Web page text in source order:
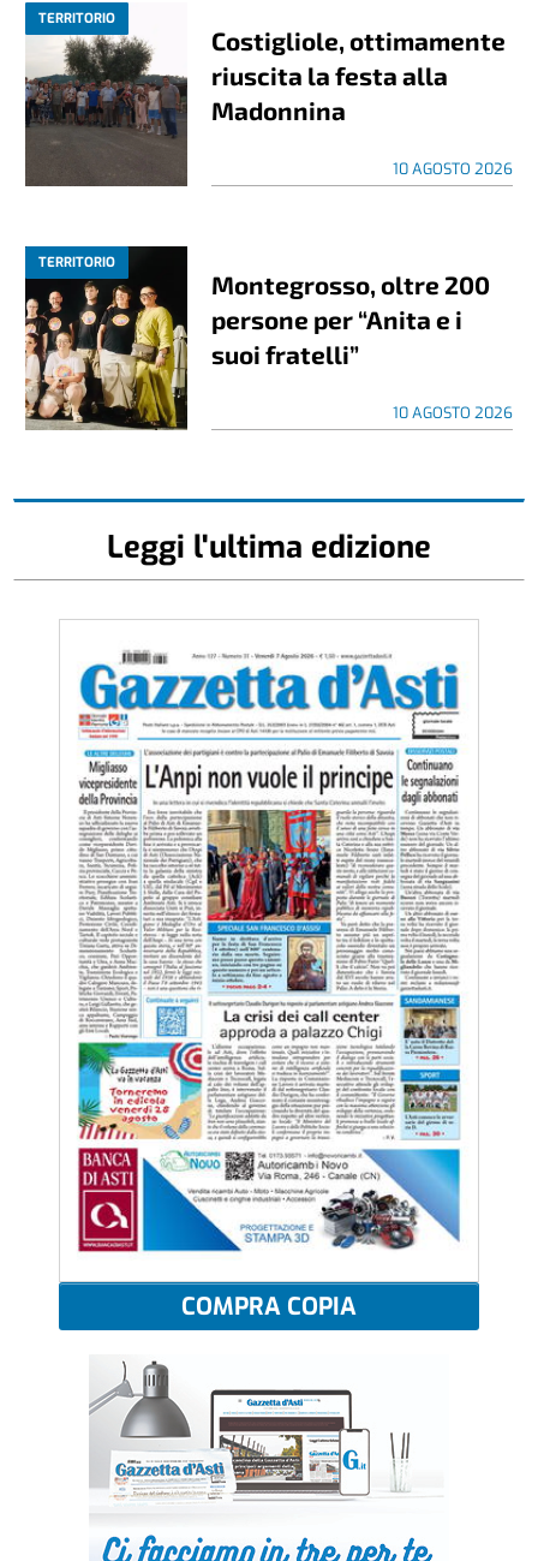
TERRITORIO
Costigliole, ottimamente
riuscita la festa alla
Madonnina
10 AGOSTO 2026
TERRITORIO
Montegrosso, oltre 200
persone per “Anita e i
suoi fratelli”
10 AGOSTO 2026
Leggi l'ultima edizione
COMPRA COPIA